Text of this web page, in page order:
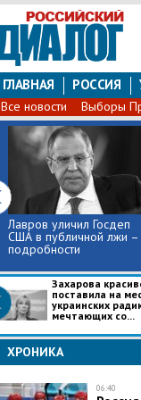
ГЛАВНАЯ РОССИЯ
Все новости Выборы
Лавров уличил Госдеп
США в публичной лжи –
подробности
Захарова
поставила на
украинских
мечтающих со...
ХРОНИКА
06:40